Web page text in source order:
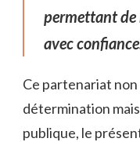
permettant de
avec
Ce partenariat
détermination
publique, le